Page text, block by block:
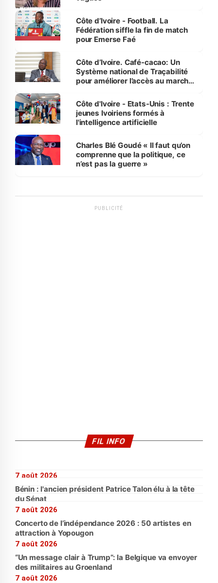
Côte d’Ivoire - Football. La
Fédération siffle la fin de match
pour Emerse Faé
Côte d’Ivoire. Café-cacao: Un
Système national de Traçabilité
pour améliorer l’accès au marché
Côte d'Ivoire - Etats-Unis : Trente
jeunes Ivoiriens formés à
l'intelligence artificielle
Charles Blé Goudé « Il faut qu’on
comprenne que la politique, ce
n’est pas la guerre »
PUBLICITÉ
FIL INFO
7 août 2026
Bénin : l'ancien président Patrice Talon élu à la tête
du Sénat
7 août 2026
Concerto de l’indépendance 2026 : 50 artistes en
attraction à Yopougon
7 août 2026
“Un message clair à Trump”: la Belgique va envoyer
des militaires au Groenland
7 août 2026